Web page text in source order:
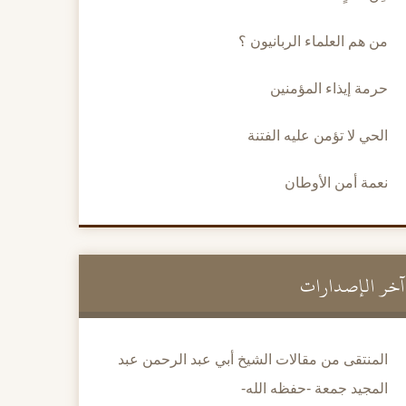
من هم العلماء الربانيون ؟
حرمة إيذاء المؤمنين
الحي لا تؤمن عليه الفتنة
نعمة أمن الأوطان
آخر الإصدارات
المنتقى من مقالات الشيخ أبي عبد الرحمن عبد
المجيد جمعة -حفظه الله-